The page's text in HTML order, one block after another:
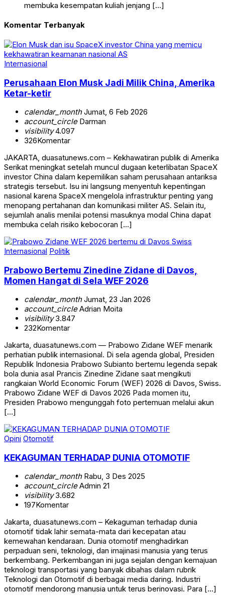
membuka kesempatan kuliah jenjang […]
Komentar Terbanyak
Internasional
Perusahaan Elon Musk Jadi Milik China, Amerika
Ketar-ketir
calendar_monthJumat, 6 Feb 2026
account_circleDarman
visibility4.097
326Komentar
JAKARTA, duasatunews.com – Kekhawatiran publik di Amerika
Serikat meningkat setelah muncul dugaan keterlibatan SpaceX
investor China dalam kepemilikan saham perusahaan antariksa
strategis tersebut. Isu ini langsung menyentuh kepentingan
nasional karena SpaceX mengelola infrastruktur penting yang
menopang pertahanan dan komunikasi militer AS. Selain itu,
sejumlah analis menilai potensi masuknya modal China dapat
membuka celah risiko kebocoran […]
Internasional Politik
Prabowo Bertemu Zinedine Zidane di Davos,
Momen Hangat di Sela WEF 2026
calendar_monthJumat, 23 Jan 2026
account_circleAdrian Moita
visibility3.847
232Komentar
Jakarta, duasatunews.com — Prabowo Zidane WEF menarik
perhatian publik internasional. Di sela agenda global, Presiden
Republik Indonesia Prabowo Subianto bertemu legenda sepak
bola dunia asal Prancis Zinedine Zidane saat mengikuti
rangkaian World Economic Forum (WEF) 2026 di Davos, Swiss.
Prabowo Zidane WEF di Davos 2026 Pada momen itu,
Presiden Prabowo mengunggah foto pertemuan melalui akun
[…]
Opini Otomotif
KEKAGUMAN TERHADAP DUNIA OTOMOTIF
calendar_monthRabu, 3 Des 2025
account_circleAdmin 21
visibility3.682
197Komentar
Jakarta, duasatunews.com – Kekaguman terhadap dunia
otomotif tidak lahir semata-mata dari kecepatan atau
kemewahan kendaraan. Dunia otomotif menghadirkan
perpaduan seni, teknologi, dan imajinasi manusia yang terus
berkembang. Perkembangan ini juga sejalan dengan kemajuan
teknologi transportasi yang banyak dibahas dalam rubrik
Teknologi dan Otomotif di berbagai media daring. Industri
otomotif mendorong manusia untuk terus berinovasi. Para […]